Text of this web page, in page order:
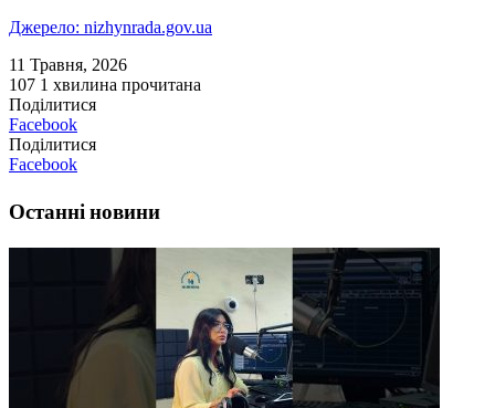
Джерело: nizhynrada.gov.ua
11 Травня, 2026
107 1 хвилина прочитана
Поділитися
Facebook
Поділитися
Facebook
Останні новини